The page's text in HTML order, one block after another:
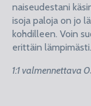
naiseudestani
isoja paloja on jo
kohdilleen. Voin
erittäin
1:1 valmennettava